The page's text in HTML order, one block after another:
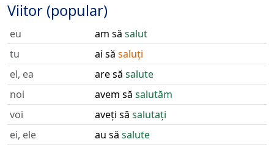
Viitor (popular)
eu am să salut
tu
ai să saluți
el, ea
are să salute
noi
avem să salutăm
voi
aveți să salutați
ei, ele
au să salute